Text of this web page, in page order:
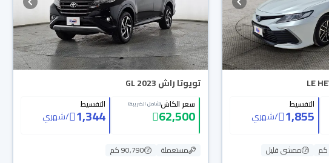
التقسيط
1,855
/شهري
ممشى قليل
تويوتا راش GL 2023
سعر الكاش(شامل الضريبة)
62,500
التقسيط
1,344
/شهري
مستعملة
90,790 كم